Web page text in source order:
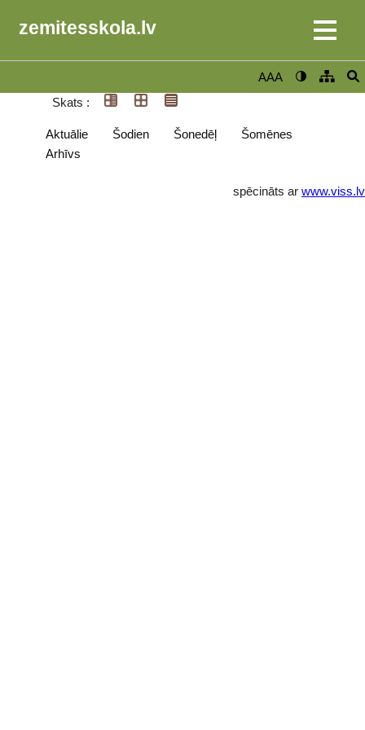
zemitesskola.lv
AAA
Skats :
Aktuālie Šodien Šonedēļ
Šomēnes
Arhīvs
spēcināts ar www.viss.lv